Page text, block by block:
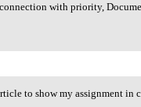
with priority,
to show my assignment in